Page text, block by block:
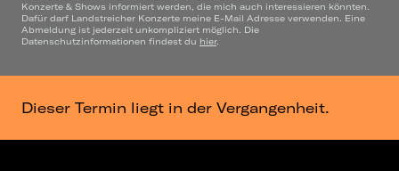
Konzerte & Shows informiert werden, die mich auch interessieren könnten.
Dafür darf Landstreicher Konzerte meine E-Mail Adresse verwenden. Eine
Abmeldung ist jederzeit unkompliziert möglich. Die
Datenschutzinformationen findest du hier.
Dieser Termin liegt in der Vergangenheit.